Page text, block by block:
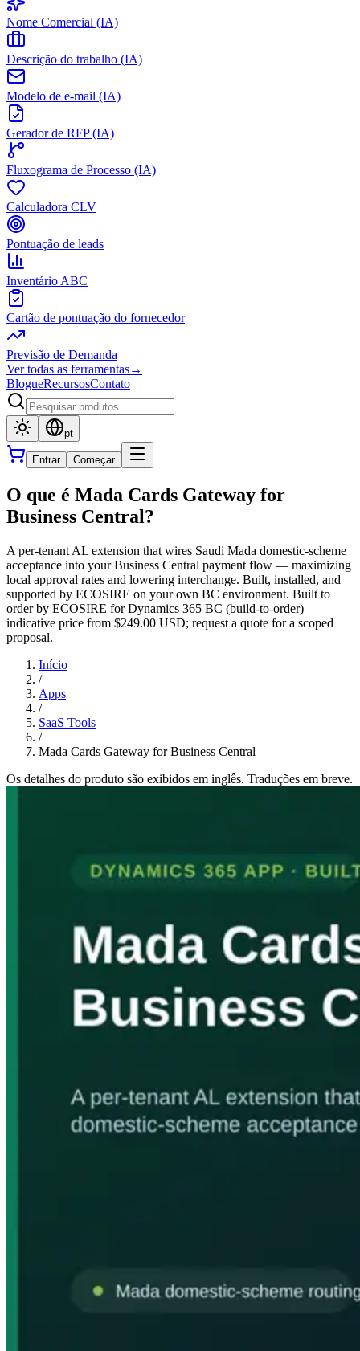
Nome Comercial (IA)
Descrição do trabalho (IA)
Modelo de e-mail (IA)
Gerador de RFP (IA)
Fluxograma de Processo (IA)
Calculadora CLV
Pontuação de leads
Inventário ABC
Cartão de pontuação do fornecedor
Previsão de Demanda
Ver todas as ferramentas→
BlogueRecursosContato
pt
Entrar Começar
O que é Mada Cards Gateway for
Business Central?
A per-tenant AL extension that wires Saudi Mada domestic-scheme
acceptance into your Business Central payment flow — maximizing
local approval rates and lowering interchange. Built, installed, and
supported by ECOSIRE on your own BC environment. Built to
order by ECOSIRE for Dynamics 365 BC (build-to-order) —
indicative price from $249.00 USD; request a quote for a scoped
proposal.
Início
/
Apps
/
SaaS Tools
/
Mada Cards Gateway for Business Central
Os detalhes do produto são exibidos em inglês. Traduções em breve.